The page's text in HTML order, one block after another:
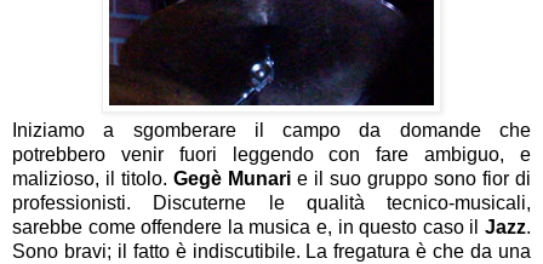
Iniziamo a sgomberare il campo da domande che
potrebbero venir fuori leggendo con fare ambiguo, e
malizioso, il titolo. Gegè Munari e il suo gruppo sono fior di
professionisti. Discuterne le qualità tecnico-musicali,
sarebbe come offendere la musica e, in questo caso il Jazz.
Sono bravi; il fatto è indiscutibile. La fregatura è che da una